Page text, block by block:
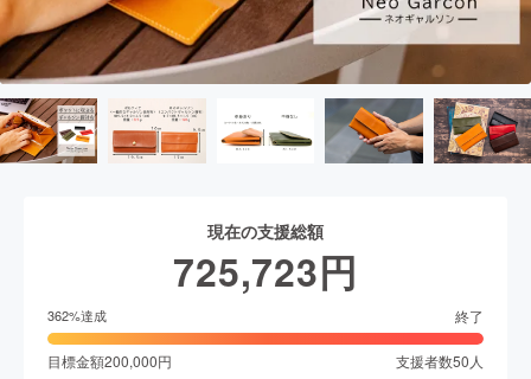
現在の支援総額
725,723円
362%達成 終了
目標金額200,000円 支援者数50 人